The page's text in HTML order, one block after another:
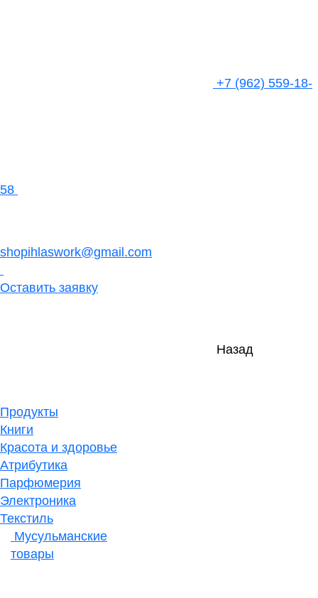
+7 (962) 559-18-
58
shopihlaswork@gmail.com
Оставить заявку
Назад
Продукты
Книги
Красота и здоровье
Атрибутика
Парфюмерия
Электроника
Текстиль
Мусульманские
товары